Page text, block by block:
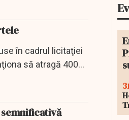
în cadrul licitaţiei
să atragă 400
semnificativă